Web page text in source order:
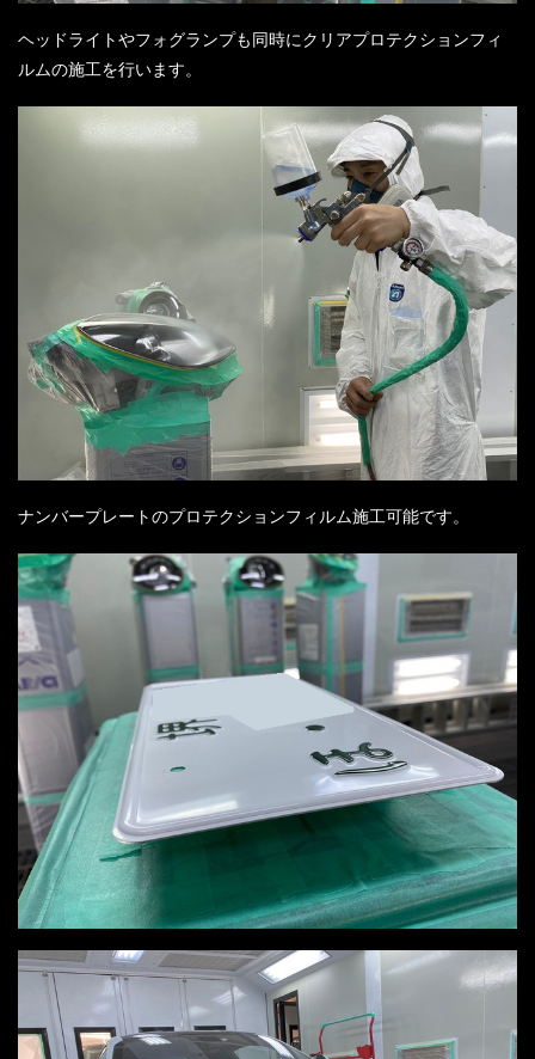
ヘッドライトやフォグランプも同時にクリアプロテクションフィ
ルムの施工を行います。
ナンバープレートのプロテクションフィルム施工可能です。